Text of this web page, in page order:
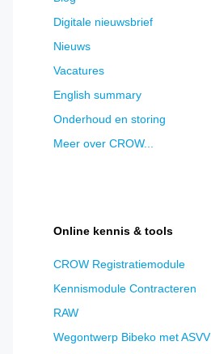
Rotterdam) en aannemer
uur
Zero-emissie vervanging
Rhijnspoorkade - Tjalling
uur
Zero-emissie aanbrengen
steenbestorting Eiland
Alex de Ruiter (gemeente
15:35
uur
Einde borrel
Digitale nieuwsbrief
Nieuws
Vacatures
English summary
Onderhoud en storing
Meer over CROW...
Online kennis & tools
CROW Registratiemodule
Kennismodule Contracteren
RAW
Wegontwerp Bibeko met ASVV